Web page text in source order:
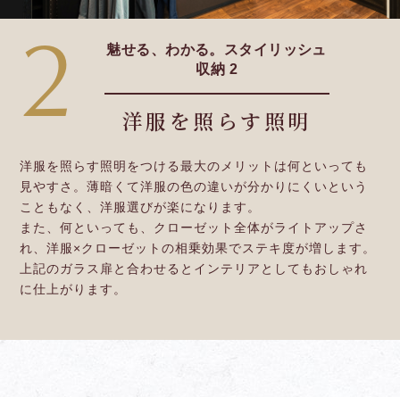
2
魅せる、わかる。スタイリッシュ
収納 2
洋服を照らす照明
洋服を照らす照明をつける最大のメリットは何といっても
見やすさ。薄暗くて洋服の色の違いが分かりにくいという
こともなく、洋服選びが楽になります。
また、何といっても、クローゼット全体がライトアップさ
れ、洋服×クローゼットの相乗効果でステキ度が増します。
上記のガラス扉と合わせるとインテリアとしてもおしゃれ
に仕上がります。